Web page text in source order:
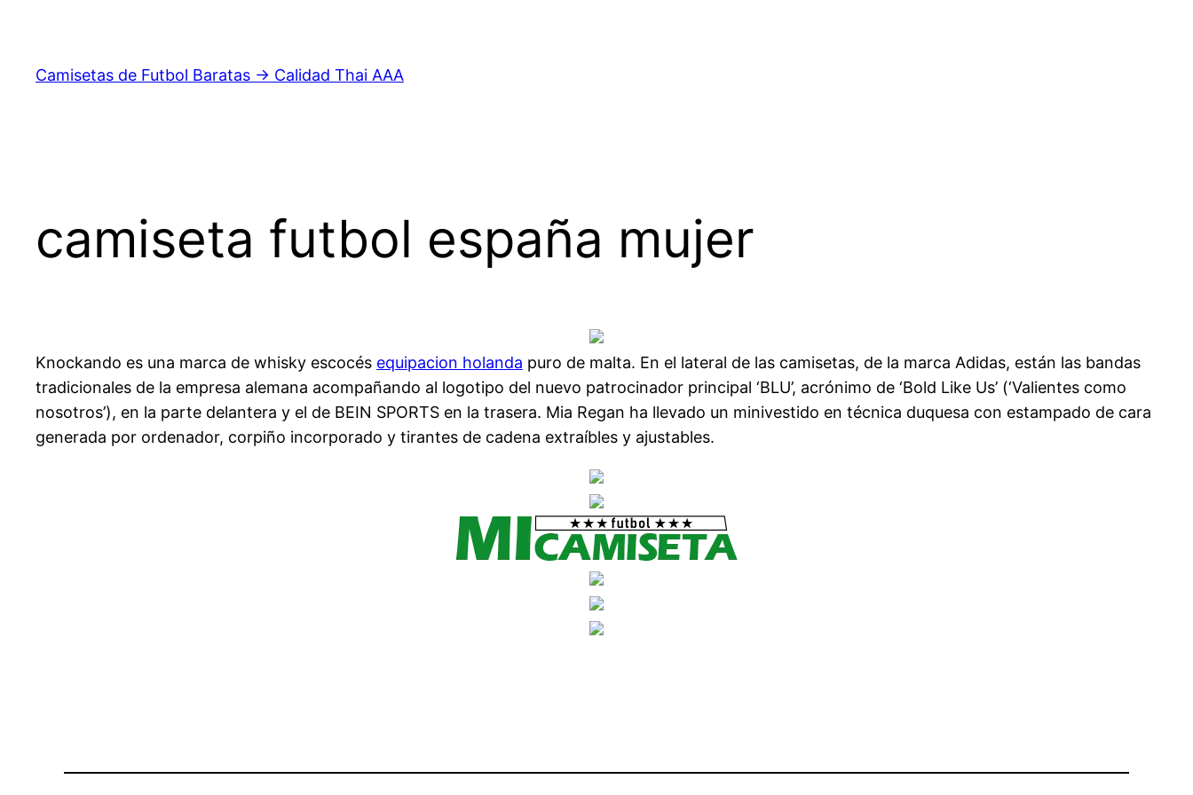
contenido
Camisetas de Futbol Baratas → Calidad Thai AAA
camiseta futbol españa mujer
Knockando es una marca de whisky escocés equipacion holanda puro de malta. En el lateral de las camisetas, de la marca Adidas, están las bandas
tradicionales de la empresa alemana acompañando al logotipo del nuevo patrocinador principal ‘BLU’, acrónimo de ‘Bold Like Us’ (‘Valientes como
nosotros’), en la parte delantera y el de BEIN SPORTS en la trasera. Mia Regan ha llevado un minivestido en técnica duquesa con estampado de cara
generada por ordenador, corpiño incorporado y tirantes de cadena extraíbles y ajustables.